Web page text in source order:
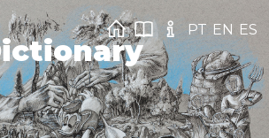
PT EN ES